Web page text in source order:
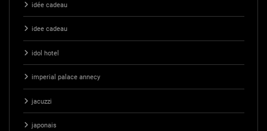
idée cadeau
idee cadeau
idol hotel
imperial palace annecy
jacuzzi
japonais